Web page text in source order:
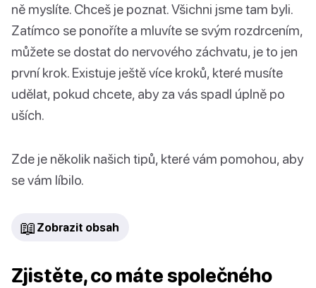
ně myslíte. Chceš je poznat. Všichni jsme tam byli.
Zatímco se ponoříte a mluvíte se svým rozdrcením,
můžete se dostat do nervového záchvatu, je to jen
první krok. Existuje ještě více kroků, které musíte
udělat, pokud chcete, aby za vás spadl úplně po
uších.
Zde je několik našich tipů, které vám pomohou, aby
se vám líbilo.
📖 Zobrazit obsah
Zjistěte, co máte společného